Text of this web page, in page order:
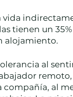
vida
tienen un
alojamiento.
al
compañía, al